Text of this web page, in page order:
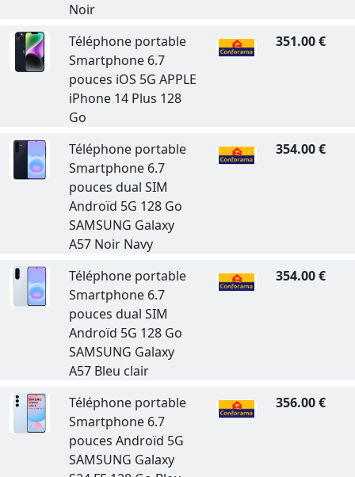
Noir
Téléphone portable
Smartphone 6.7
pouces iOS 5G APPLE
iPhone 14 Plus 128
Go
351.00 €
Téléphone portable
Smartphone 6.7
pouces dual SIM
Androïd 5G 128 Go
SAMSUNG Galaxy
A57 Noir Navy
354.00 €
Téléphone portable
Smartphone 6.7
pouces dual SIM
Androïd 5G 128 Go
SAMSUNG Galaxy
A57 Bleu clair
354.00 €
Téléphone portable
Smartphone 6.7
pouces Androïd 5G
SAMSUNG Galaxy
356.00 €